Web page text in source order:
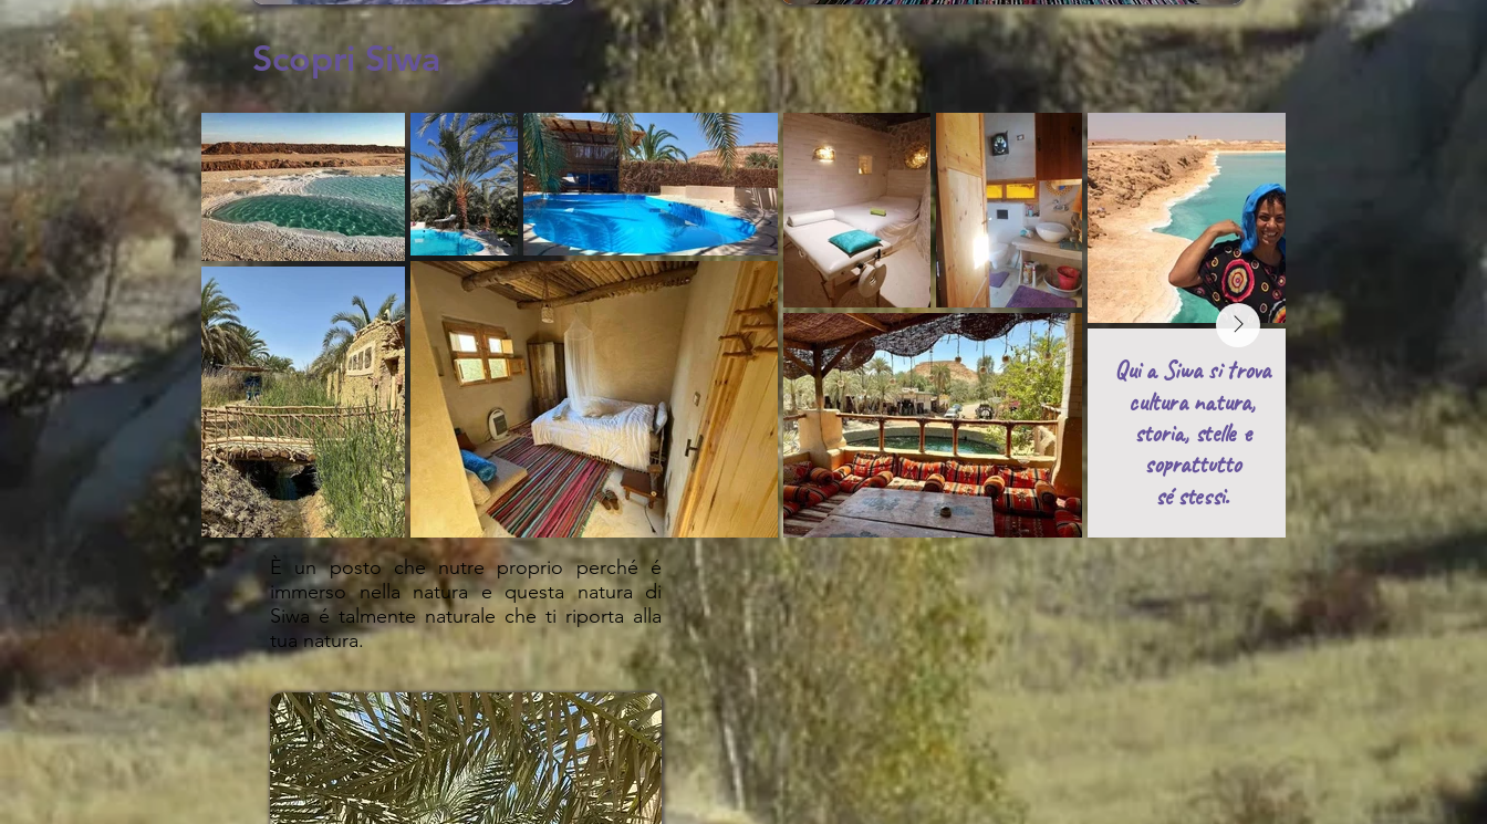
Scopri Siwa
Qui a Siwa si trova
cultura natura,
storia, stelle e
soprattutto
sé stessi.
È un posto che nutre proprio perché é
immerso nella natura e questa natura di
Siwa é talmente naturale che ti riporta alla
tua natura.